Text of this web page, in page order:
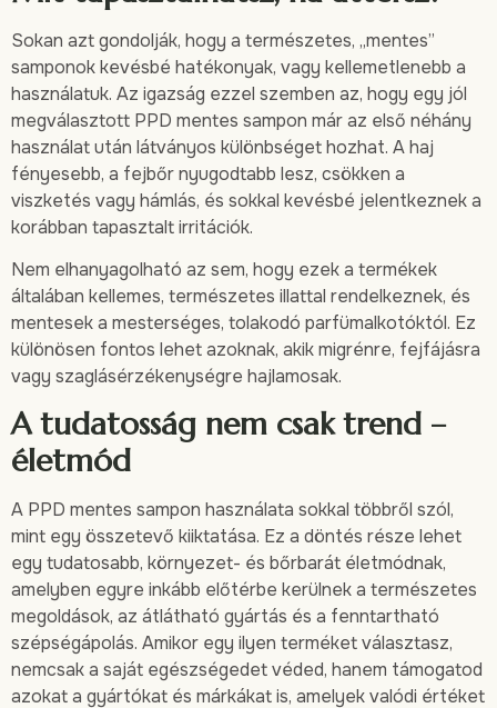
Sokan azt gondolják, hogy a természetes, „mentes”
samponok kevésbé hatékonyak, vagy kellemetlenebb a
használatuk. Az igazság ezzel szemben az, hogy egy jól
megválasztott PPD mentes sampon már az első néhány
használat után látványos különbséget hozhat. A haj
fényesebb, a fejbőr nyugodtabb lesz, csökken a
viszketés vagy hámlás, és sokkal kevésbé jelentkeznek a
korábban tapasztalt irritációk.
Nem elhanyagolható az sem, hogy ezek a termékek
általában kellemes, természetes illattal rendelkeznek, és
mentesek a mesterséges, tolakodó parfümalkotóktól. Ez
különösen fontos lehet azoknak, akik migrénre, fejfájásra
vagy szaglásérzékenységre hajlamosak.
A tudatosság nem csak trend –
életmód
A PPD mentes sampon használata sokkal többről szól,
mint egy összetevő kiiktatása. Ez a döntés része lehet
egy tudatosabb, környezet- és bőrbarát életmódnak,
amelyben egyre inkább előtérbe kerülnek a természetes
megoldások, az átlátható gyártás és a fenntartható
szépségápolás. Amikor egy ilyen terméket választasz,
nemcsak a saját egészségedet véded, hanem támogatod
azokat a gyártókat és márkákat is, amelyek valódi értéket